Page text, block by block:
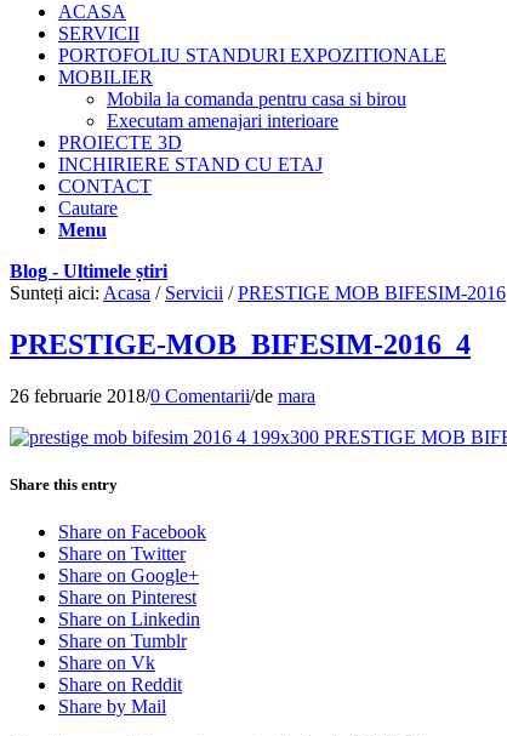
ACASA
SERVICII
PORTOFOLIU STANDURI EXPOZITIONALE
MOBILIER
Mobila la comanda pentru casa si birou
Executam amenajari interioare
PROIECTE 3D
INCHIRIERE STAND CU ETAJ
CONTACT
Cautare
Menu
Blog - Ultimele știri
Sunteți aici: Acasa / Servicii / PRESTIGE MOB BIFESIM-2016
PRESTIGE-MOB_BIFESIM-2016_4
26 februarie 2018/0 Comentarii/de mara
Share this entry
Share on Facebook
Share on Twitter
Share on Google+
Share on Pinterest
Share on Linkedin
Share on Tumblr
Share on Vk
Share on Reddit
Share by Mail